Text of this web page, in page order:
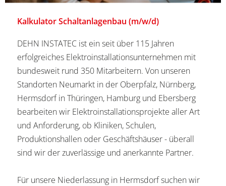
Kalkulator Schaltanlagenbau (m/w/d)
DEHN INSTATEC ist ein seit über 115 Jahren
erfolgreiches Elektroinstallationsunternehmen mit
bundesweit rund 350 Mitarbeitern. Von unseren
Standorten Neumarkt in der Oberpfalz, Nürnberg,
Hermsdorf in Thüringen, Hamburg und Ebersberg
bearbeiten wir Elektroinstallationsprojekte aller Art
und Anforderung, ob Kliniken, Schulen,
Produktionshallen oder Geschäftshäuser - überall
sind wir der zuverlässige und anerkannte Partner.
Für unsere Niederlassung in Hermsdorf suchen wir